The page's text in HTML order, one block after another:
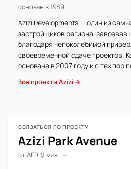
основан в 1989
Azizi Developments — один из
застройщиков региона,
благодаря непоколебимой
своевременной сдаче проектов.
основана в 2007 году и с тех пор
Все проекты Azizi →
СВЯЗАТЬСЯ ПО ПРОЕКТУ
Azizi Park Avenue
от AED 1,1 млн · —